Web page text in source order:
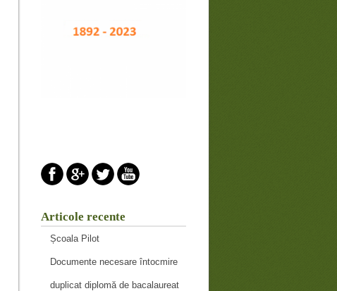
Articole recente
Școala Pilot
Documente necesare întocmire
duplicat diplomă de bacalaureat